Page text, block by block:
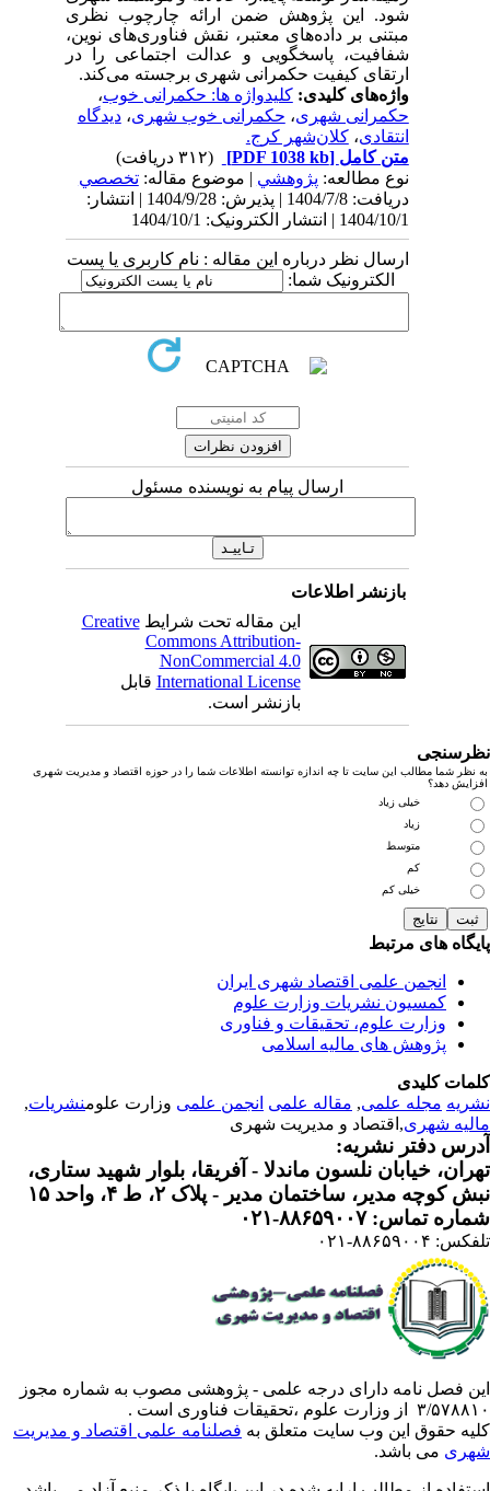
شود. این پژوهش ضمن ارائه چارچوب نظری
مبتنی بر داده‌های معتبر، نقش فناوری‌های نوین،
شفافیت، پاسخگویی و عدالت اجتماعی را در
ارتقای کیفیت حکمرانی شهری برجسته می‌کند.
واژه‌های کلیدی:کلیدواژه ­ها: حکمرانی خوب،
حکمرانی شهری،حکمرانی خوب شهری،دیدگاه
انتقادی،کلان‌شهر کرج.
متن کامل[PDF 1038 kb]
نوع مطالعه:پژوهشي| موضوع مقاله:تخصصي
دریافت: 1404/7/8 | پذیرش: 1404/9/28 | انتشار:
1404/10/1 | انتشار الکترونیک: 1404/10/1
ارسال نظر درباره این مقاله : نام کاربری یا پست
الکترونیک شما:
ارسال پیام به نویسنده مسئول
بازنشر اطلاعات
این مقاله تحت شرایطCreative
Commons Attribution-
NonCommercial 4.0
International Licenseقابل
بازنشر است.
نظر شما مطالب این سایت تا چه اندازه توانسته اطلاعات شما را در حوزه اقتصاد و مدیریت شهری
دهد؟
خیلی زیاد
زیاد
متوسط
خیلی کم
های مرتبط
انجمن علمی اقتصاد شهری ایران
کمسیون نشریات وزارت علوم
وزارت علوم، تحقیقات و فناوری
پژوهش های مالیه اسلامی
کلیدی
مجله علمی, مقاله علمی انجمن علمیوزارت علومنشریات,
شهری ,اقتصاد و مدیریت شهری
دفتر نشریه:
خیابان نلسون ماندلا - آفریقا، بلوار شهید ستاری،
کوچه مدیر، ساختمان مدیر - پلاک ۲، ط ۴، واحد ۱۵
تماس: ۸۸۶۵۹۰۰۷-۰۲۱
۸۸۶۵۹۰۰۴-۰۲۱
فصل نامه دارای درجه علمی - پژوهشی مصوب به شماره مجوز
وزارت علوم ،تحقیقات فناوری است .
حقوق این وب سایت متعلق بهفصلنامه علمی اقتصاد و مدیریت
می باشد.